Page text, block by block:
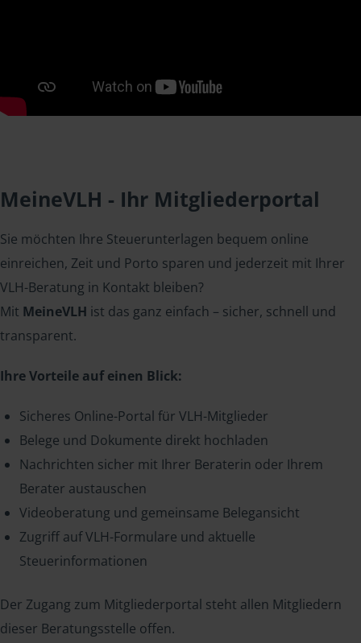
MeineVLH - Ihr Mitgliederportal
Sie möchten Ihre Steuerunterlagen bequem online
einreichen, Zeit und Porto sparen und jederzeit mit Ihrer
VLH-Beratung in Kontakt bleiben?
Mit MeineVLH ist das ganz einfach – sicher, schnell und
transparent.
Ihre Vorteile auf einen Blick:
Sicheres Online-Portal für VLH-Mitglieder
Belege und Dokumente direkt hochladen
Nachrichten sicher mit Ihrer Beraterin oder Ihrem
Berater austauschen
Videoberatung und gemeinsame Belegansicht
Zugriff auf VLH-Formulare und aktuelle
Steuerinformationen
Der Zugang zum Mitgliederportal steht allen Mitgliedern
dieser Beratungsstelle offen.